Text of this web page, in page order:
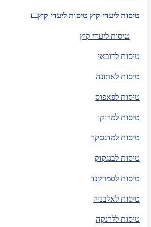
טיסות ליעדי קיץ טיסות ליעדי קיץ
טיסות ליעדי קיץ
טיסות לדובאי
טיסות לאתונה
טיסות לפאפוס
טיסות למרוקו
טיסות למדגסקר
טיסות לבנגקוק
טיסות לסמרקנד
טיסות לאלבניה
טיסות ללרנקה